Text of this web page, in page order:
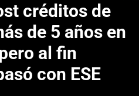
créditos de
de 5 años en
al fin
con ESE